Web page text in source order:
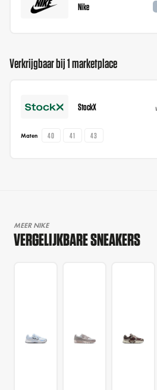
Nike
Verkrijgbaar bij 1 marketplace
StockX
Maten 40 41 43
MEER NIKE
VERGELIJKBARE SNEAKERS